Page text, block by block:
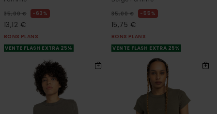
35,00 € 63%
13,12 €
BONS PLANS
VENTE FLASH EXTRA 25%
35,00 € 55%
15,75 €
BONS PLANS
VENTE FLASH EXTRA 25%